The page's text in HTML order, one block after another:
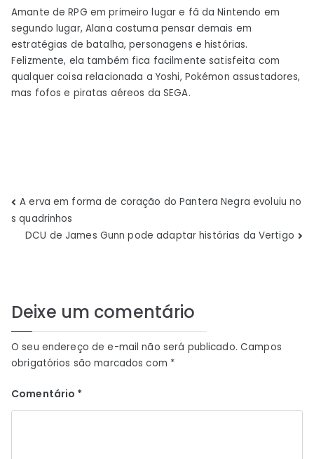
Amante de RPG em primeiro lugar e fã da Nintendo em
segundo lugar, Alana costuma pensar demais em
estratégias de batalha, personagens e histórias.
Felizmente, ela também fica facilmente satisfeita com
qualquer coisa relacionada a Yoshi, Pokémon assustadores,
mas fofos e piratas aéreos da SEGA.
Navegação
de
A erva em forma de coração do Pantera Negra evoluiu no
s quadrinhos
DCU de James Gunn pode adaptar histórias da Vertigo
Deixe um comentário
O seu endereço de e-mail não será publicado. Campos
obrigatórios são marcados com *
Comentário *